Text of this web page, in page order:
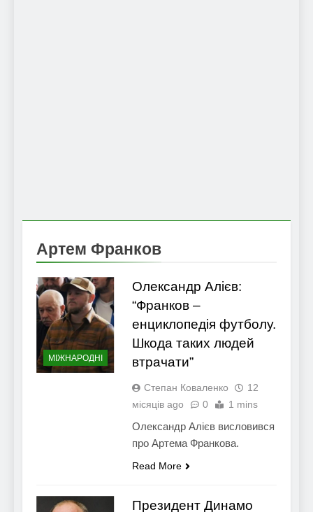
Артем Франков
МІЖНАРОДНІ
Олександр Алієв:
“Франков –
енциклопедія футболу.
Шкода таких людей
втрачати”
Степан Коваленко
12
місяців ago
0 1 mins
Олександр Алієв висловився
про Артема Франкова.
Read More
Президент Динамо